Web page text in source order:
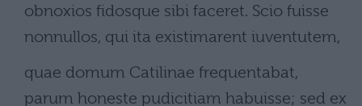
obnoxios fidosque sibi faceret. Scio fuisse
nonnullos, qui ita existimarent iuventutem,
quae domum Catilinae frequentabat,
parum honeste pudicitiam habuisse; sed ex